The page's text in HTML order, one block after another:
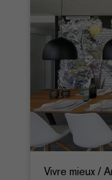
Vivre mieux /